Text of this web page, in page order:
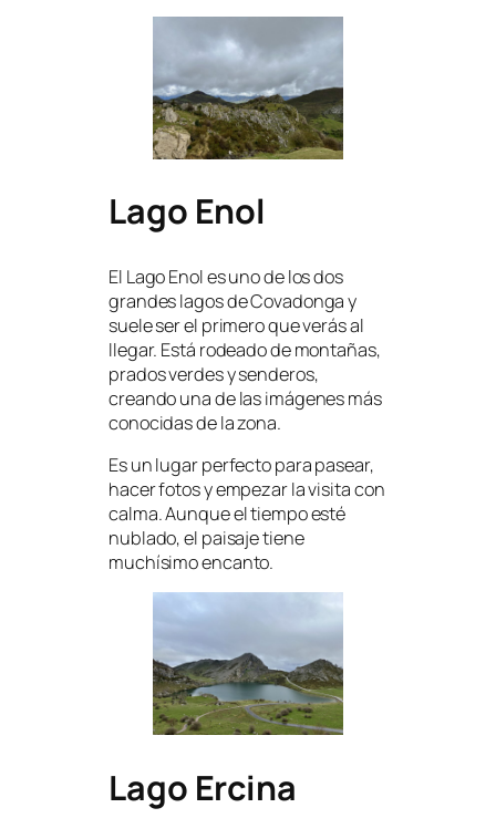
Lago Enol
El Lago Enol es uno de los dos
grandes lagos de Covadonga y
suele ser el primero que verás al
llegar. Está rodeado de montañas,
prados verdes y senderos,
creando una de las imágenes más
conocidas de la zona.
Es un lugar perfecto para pasear,
hacer fotos y empezar la visita con
calma. Aunque el tiempo esté
nublado, el paisaje tiene
muchísimo encanto.
Lago Ercina